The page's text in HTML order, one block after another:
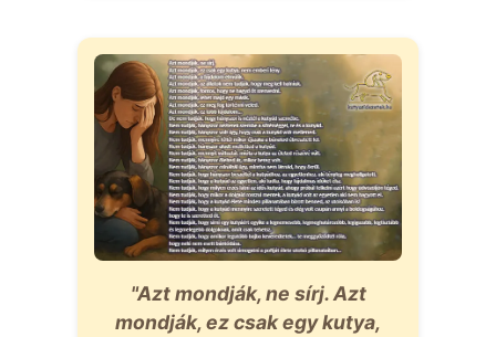
"Azt mondják, ne sírj. Azt
mondják, ez csak egy kutya,